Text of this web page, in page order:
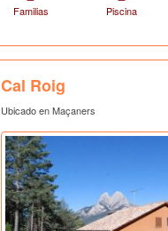
Familias Piscina
Cal Roig
Ubicado en Maçaners